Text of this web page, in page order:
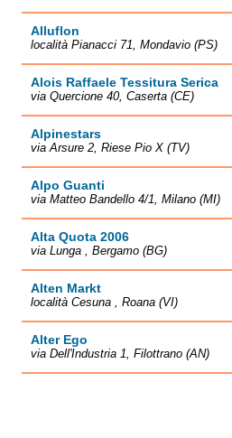
Alluflon
località Pianacci 71, Mondavio (PS)
Alois Raffaele Tessitura Serica
via Quercione 40, Caserta (CE)
Alpinestars
via Arsure 2, Riese Pio X (TV)
Alpo Guanti
via Matteo Bandello 4/1, Milano (MI)
Alta Quota 2006
via Lunga , Bergamo (BG)
Alten Markt
località Cesuna , Roana (VI)
Alter Ego
via Dell'Industria 1, Filottrano (AN)